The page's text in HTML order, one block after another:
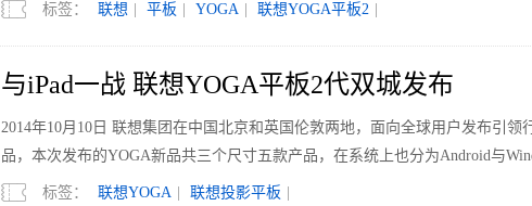
标签： 联想 平板 YOGA 联想YOGA平板2
与iPad一战 联想YOGA平板2代双城发布
2014年10月10日 联想集团在中国北京和英国伦敦两地，面向全球用户发布引领
品，本次发布的YOGA新品共三个尺寸五款产品，在系统上也分为Android与
全球首款内置“投影机”的平板电脑也在其中。恰逢不久后苹果也将发布最新的i
标签： 联想YOGA 联想投影平板